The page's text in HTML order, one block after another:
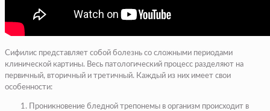
Сифилис представляет собой болезнь со сложными периодами
клинической картины. Весь патологический процесс разделяют на
первичный, вторичный и третичный. Каждый из них имеет свои
особенности:
Проникновение бледной трепонемы в организм происходит в